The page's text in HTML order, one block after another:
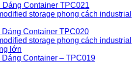
Container TPC021
Container TPC020
Dáng Container – TPC019